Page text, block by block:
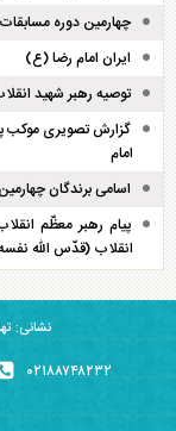
چهارمین دوره
ایران امام رضا (ع)
توصیه رهبر شهید
گزارش تصویری موکب
امام
اسامی برندگان
پیام رهبر معظّم
انقلاب (قدّس الله
نشانی:
۰۲۱۸۸۷۴۸۲۳۲